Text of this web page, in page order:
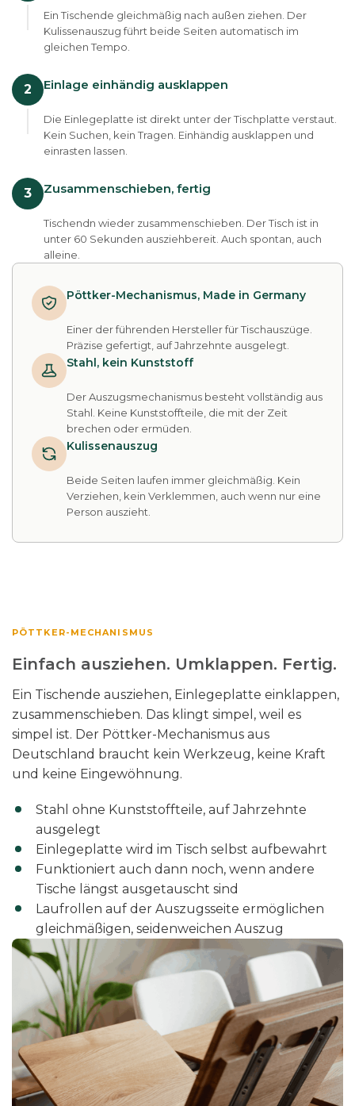
Ein Tischende gleichmäßig nach außen ziehen. Der
Kulissenauszug führt beide Seiten automatisch im
gleichen Tempo.
2 Einlage einhändig ausklappen
Die Einlegeplatte ist direkt unter der Tischplatte verstaut.
Kein Suchen, kein Tragen. Einhändig ausklappen und
einrasten lassen.
3 Zusammenschieben, fertig
Tischendn wieder zusammenschieben. Der Tisch ist in
unter 60 Sekunden ausziehbereit. Auch spontan, auch
alleine.
Pöttker-Mechanismus, Made in Germany
Einer der führenden Hersteller für Tischauszüge.
Präzise gefertigt, auf Jahrzehnte ausgelegt.
Stahl, kein Kunststoff
Der Auszugsmechanismus besteht vollständig aus
Stahl. Keine Kunststoffteile, die mit der Zeit
brechen oder ermüden.
Kulissenauszug
Beide Seiten laufen immer gleichmäßig. Kein
Verziehen, kein Verklemmen, auch wenn nur eine
Person auszieht.
PÖTTKER-MECHANISMUS
Einfach ausziehen. Umklappen. Fertig.
Ein Tischende ausziehen, Einlegeplatte einklappen,
zusammenschieben. Das klingt simpel, weil es
simpel ist. Der Pöttker-Mechanismus aus
Deutschland braucht kein Werkzeug, keine Kraft
und keine Eingewöhnung.
Stahl ohne Kunststoffteile, auf Jahrzehnte
ausgelegt
Einlegeplatte wird im Tisch selbst aufbewahrt
Funktioniert auch dann noch, wenn andere
Tische längst ausgetauscht sind
Laufrollen auf der Auszugsseite ermöglichen
gleichmäßigen, seidenweichen Auszug